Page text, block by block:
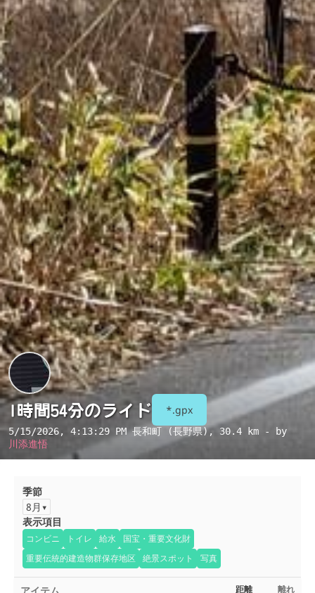
1時間54分のライド *.gpx
5/15/2026, 4:13:29 PM長和町 (長野県), 30.4 km - by
川添進悟
季節
8月
表示項目
コンビニ トイレ 給水
国宝・重要文化財
重要伝統的建造物群保存地区
絶景スポット 写真
距離 離れ